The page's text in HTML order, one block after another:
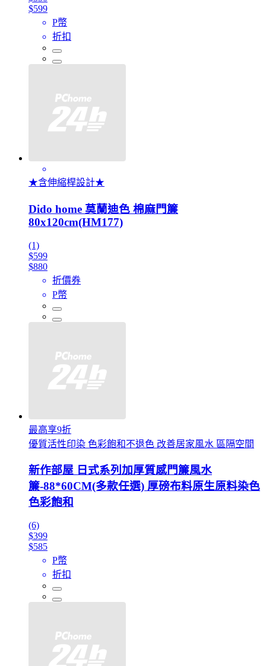
$599
P幣
折扣
★含伸縮桿設計★
Dido home 莫蘭迪色 棉麻門簾
80x120cm(HM177)
(1)
$599
$880
折價券
P幣
最高享9折
優質活性印染 色彩飽和不退色 改善居家風水 區隔空間
新作部屋 日式系列加厚質感門簾風水
簾-88*60CM(多款任選) 厚磅布料原生原料染色
色彩飽和
(6)
$399
$585
P幣
折扣